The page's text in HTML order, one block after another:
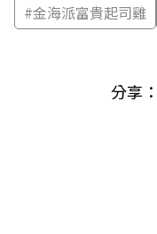
#金海派富貴起司雞
分享：